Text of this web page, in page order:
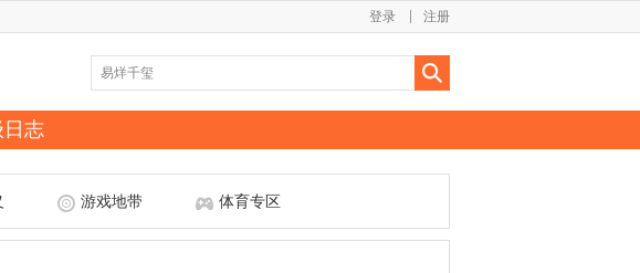
注册
登录
日志
游戏地带 体育专区